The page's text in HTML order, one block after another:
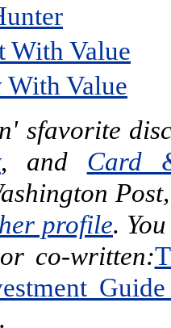
With Value
Value
sfavorite
, and Card
her profile.
co-written:
.